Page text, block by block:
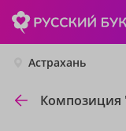
Астрахань
Композиция